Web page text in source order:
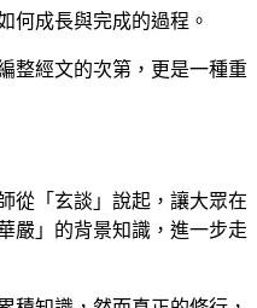
何成長與完成的過程。
整經文的次第，更是一種重
從「玄談」說起，讓大眾在
嚴」的背景知識，進一步走